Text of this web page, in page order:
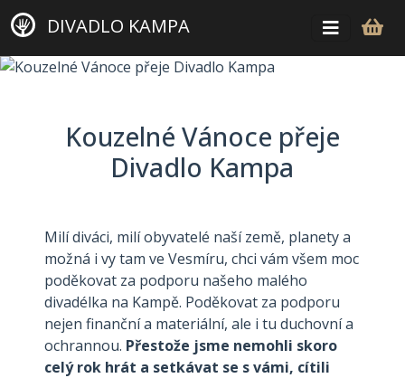
DIVADLO KAMPA
Kouzelné Vánoce přeje
Divadlo Kampa
Milí diváci, milí obyvatelé naší země, planety a
možná i vy tam ve Vesmíru, chci vám všem moc
poděkovat za podporu našeho malého
divadélka na Kampě. Poděkovat za podporu
nejen finanční a materiální, ale i tu duchovní a
ochrannou. Přestože jsme nemohli skoro
celý rok hrát a setkávat se s vámi, cítili